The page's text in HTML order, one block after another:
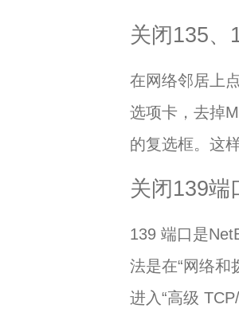
关闭135、
在网络邻居上
选项卡，去掉
的复选框。这
关闭139端
139 端口是
法是在“网络和
进入“高级